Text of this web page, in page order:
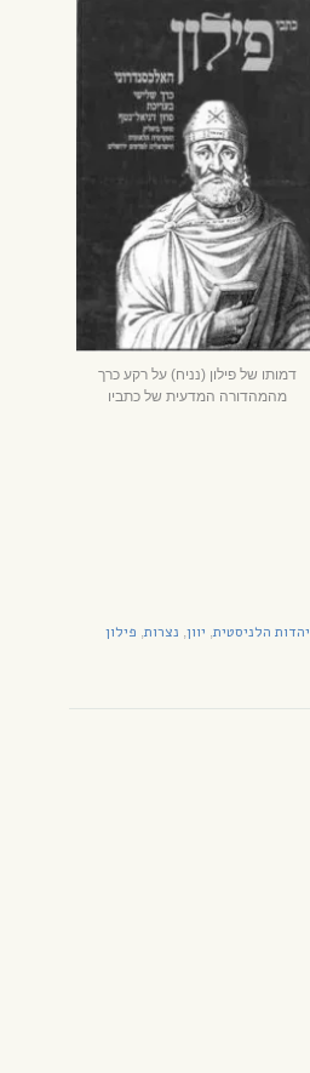
דמותו של פילון (נניח) על רקע כרך
מהמהדורה המדעית של כתביו
יהדות הלניסטית, יוון, נצרות, פילון